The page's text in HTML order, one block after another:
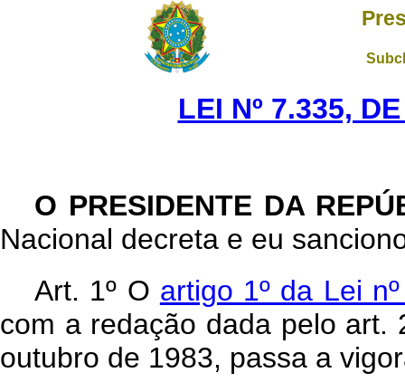
LEI Nº 7.335,
O PRESIDENTE DA
Nacional decreta e eu
Art. 1º O artigo 1º da Lei
com a redação dada pelo art.
outubro de 1983, passa a